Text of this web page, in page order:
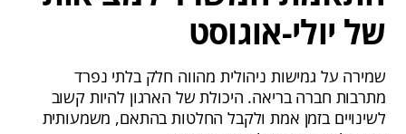
של יולי-אוגוסט
שמירה על גמישות ניהולית מהווה חלק בלתי נפרד
מתרבות חברה בריאה. היכולת של הארגון להיות קשוב
לשינויים בזמן אמת ולקבל החלטות בהתאם, משמעותית